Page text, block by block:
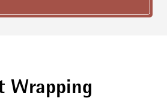
Wrapping